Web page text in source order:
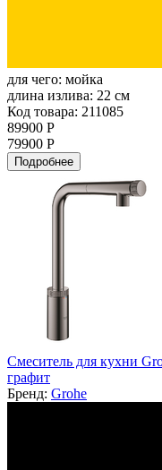
для чего: мойка
длина излива: 22 см
Код товара: 211085
89900 Р
79900 Р
Подробнее
Смеситель для кухни
графит
Бренд: Grohe